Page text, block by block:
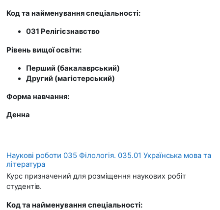
Код та найменування спеціальності:
031 Релігієзнавство
Рівень вищої освіти:
Перший (бакалаврський)
Другий (магістерський)
Форма навчання:
Денна
Наукові роботи 035 Філологія. 035.01 Українська мова та
література
Курс призначений для розміщення наукових робіт
студентів.
Код та найменування спеціальності: